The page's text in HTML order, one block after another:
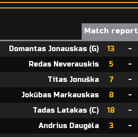
Match report
Domantas Jonauskas (G) 13
-
Redas Neverauskis
5
-
Titas Jonuška
7
-
Jokūbas Markauskas
8
-
Tadas Latakas (C)
18
-
Andrius Daugėla
3
-